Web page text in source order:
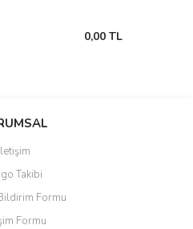
0,00 TL
Takibi
Formu
Formu